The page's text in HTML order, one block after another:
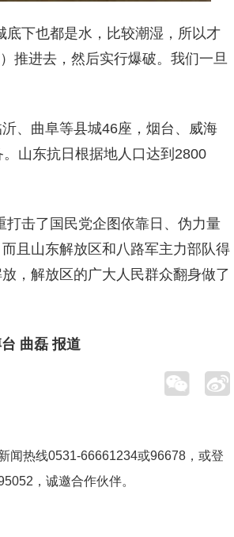
底下也都是水，比较潮湿，所以才
推进去，然后实行爆破。我们一旦
、曲阜等县城46座，烟台、威海
山东抗日根据地人口达到2800
打击了国民党企图依靠日、伪力量
且山东解放区和八路军主力部队得
，解放区的广大人民群众翻身做了
曲磊 报道
闻热线0531-66661234或96678，或登
，诚邀合作伙伴。